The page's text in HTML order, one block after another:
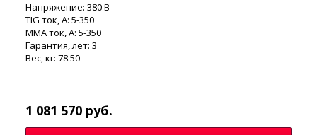
Напряжение: 380 В
TIG ток, А: 5-350
MMA ток, А: 5-350
Гарантия, лет: 3
Вес, кг: 78.50
1 081 570 руб.